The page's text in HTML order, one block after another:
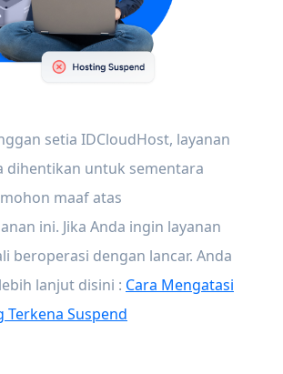
setia IDCloudHost, layanan
dihentikan untuk sementara
maaf atas
ini. Jika Anda ingin layanan
beroperasi dengan lancar. Anda
lanjut disini : Cara Mengatasi
Terkena Suspend